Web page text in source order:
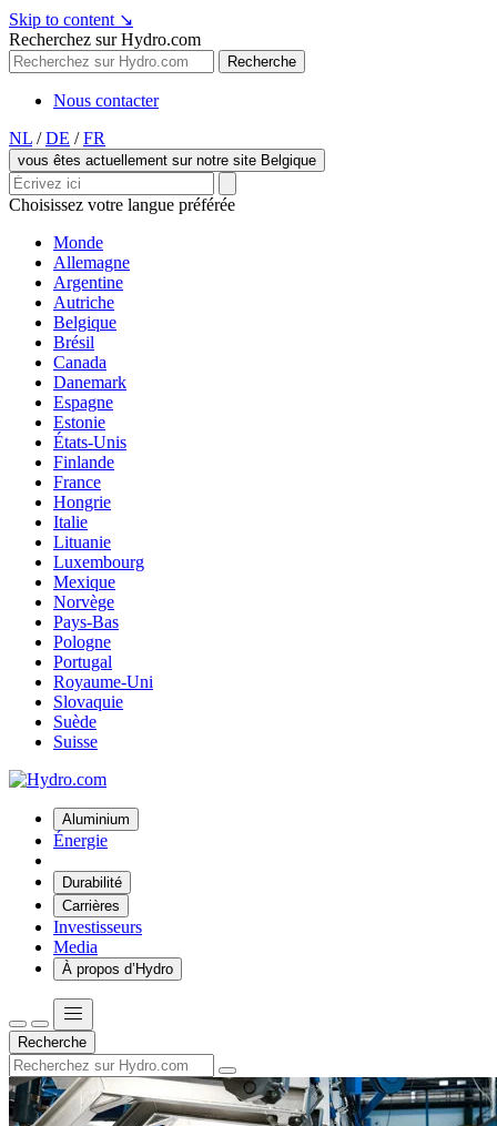
Skip to content ↘
Recherchez sur Hydro.com
Recherche
Nous contacter
NL / DE / FR
vous êtes actuellement sur notre site Belgique
Choisissez votre langue préférée
Monde
Allemagne
Argentine
Autriche
Belgique
Brésil
Canada
Danemark
Espagne
Estonie
États-Unis
Finlande
France
Hongrie
Italie
Lituanie
Luxembourg
Mexique
Norvège
Pays-Bas
Pologne
Portugal
Royaume-Uni
Slovaquie
Suède
Suisse
Aluminium
Énergie
Durabilité
Carrières
Investisseurs
Media
À propos d’Hydro
Recherche